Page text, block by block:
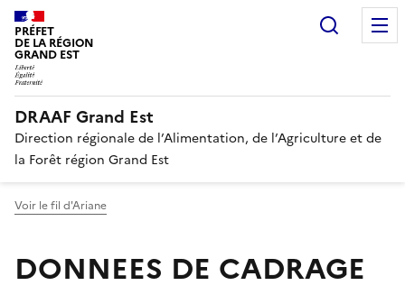
PRÉFET
DE LA RÉGION
GRAND EST
DRAAF Grand Est
Direction régionale de l’Alimentation, de l’Agriculture et de
la Forêt région Grand Est
Voir le fil d'Ariane
DONNEES DE CADRAGE